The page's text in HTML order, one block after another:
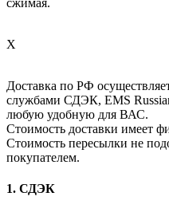
сжимая.
X
Доставка по РФ
службами СДЭК, EMS
любую удобную для ВАС.
Стоимость доставки имеет
Стоимость пересылки не
покупателем.
1. СДЭК